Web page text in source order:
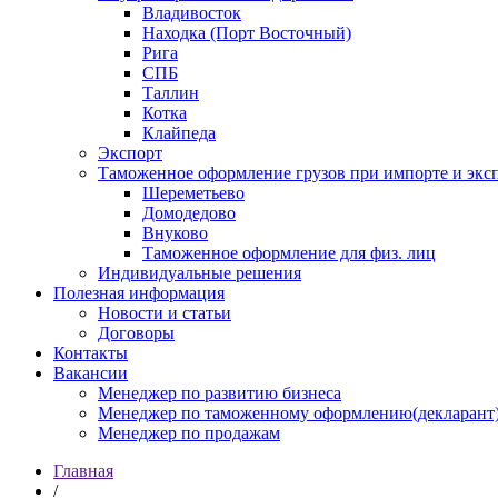
Владивосток
Находка (Порт Восточный)
Рига
СПБ
Таллин
Котка
Клайпеда
Экспорт
Таможенное оформление грузов при импорте и
Шереметьево
Домодедово
Внуково
Таможенное оформление для физ. лиц
Индивидуальные решения
Полезная информация
Новости и статьи
Договоры
Контакты
Вакансии
Менеджер по развитию бизнеса
Менеджер по таможенному
Менеджер по продажам
Главная
/